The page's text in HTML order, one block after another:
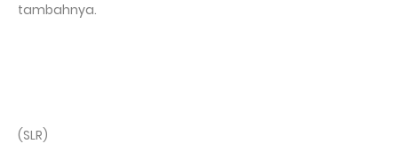
tambahnya.
(SLR)